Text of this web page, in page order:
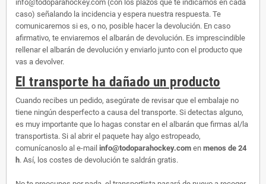
info@todoparahockey.com (con los plazos que te indicamos en cada
caso) señalando la incidencia y espera nuestra respuesta. Te
comunicaremos si es, o no, posible hacer la devolución. En caso
afirmativo, te enviaremos el albarán de devolución. Es imprescindible
rellenar el albarán de devolución y enviarlo junto con el producto que
vas a devolver.
El transporte ha dañado un producto
Cuando recibes un pedido, asegúrate de revisar que el embalaje no
tiene ningún desperfecto a causa del transporte. Si detectas alguno,
es muy importante que lo hagas constar en el albarán que firmas al/la
transportista. Si al abrir el paquete hay algo estropeado,
comunícanoslo al e-mail info@todoparahockey.com en menos de 24
h. Así, los costes de devolución te saldrán gratis.